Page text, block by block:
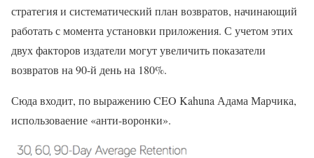
стратегия и систематический план возвратов, начинающий
работать с момента установки приложения. С учетом этих
двух факторов издатели могут увеличить показатели
возвратов на 90-й день на 180%.
Сюда входит, по выражению CEO Kahuna Адама Марчика,
использоваение «анти-воронки».